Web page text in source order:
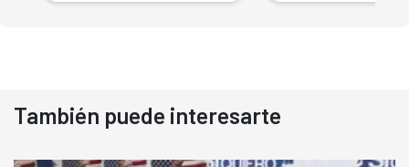
También puede interesarte